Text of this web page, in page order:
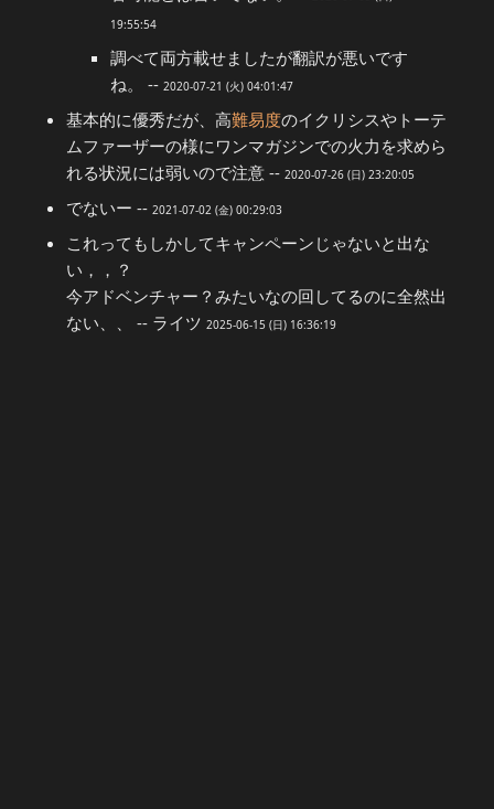
19:55:54
調べて両方載せましたが翻訳が悪いです
ね。 -- 2020-07-21 (火) 04:01:47
基本的に優秀だが、高難易度のイクリシスやトーテ
ムファーザーの様にワンマガジンでの火力を求めら
れる状況には弱いので注意 -- 2020-07-26 (日) 23:20:05
でないー -- 2021-07-02 (金) 00:29:03
これってもしかしてキャンペーンじゃないと出な
い，，？
今アドベンチャー？みたいなの回してるのに全然出
ない、、 -- ライツ 2025-06-15 (日) 16:36:19